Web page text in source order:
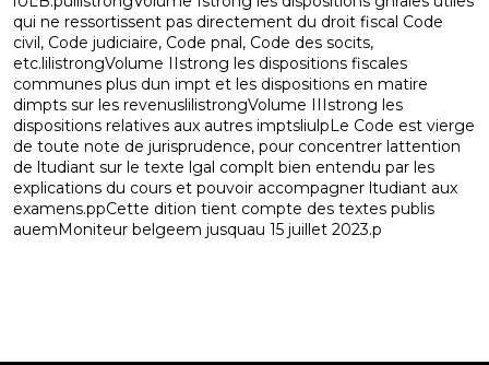
qui ne ressortissent pas directement du droit fiscal Code
civil, Code judiciaire, Code pnal, Code des socits,
etc.lilistrongVolume IIstrong les dispositions fiscales
communes plus dun impt et les dispositions en matire
dimpts sur les revenuslilistrongVolume IIIstrong les
dispositions relatives aux autres imptsliulpLe Code est vierge
de toute note de jurisprudence, pour concentrer lattention
de ltudiant sur le texte lgal complt bien entendu par les
explications du cours et pouvoir accompagner ltudiant aux
examens.ppCette dition tient compte des textes publis
auemMoniteur belgeem jusquau 15 juillet 2023.p